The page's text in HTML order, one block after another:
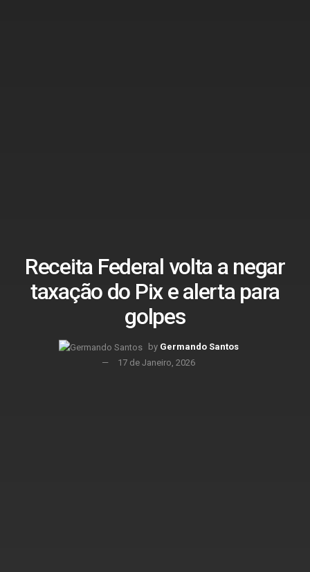
Receita Federal volta a negar
taxação do Pix e alerta para
golpes
by Germando Santos
17 de Janeiro, 2026